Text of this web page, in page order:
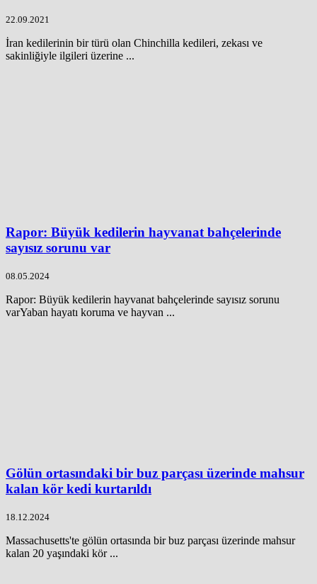
22.09.2021
İran kedilerinin bir türü olan Chinchilla kedileri, zekası ve
sakinliğiyle ilgileri üzerine ...
Rapor: Büyük kedilerin hayvanat bahçelerinde
sayısız sorunu var
08.05.2024
Rapor: Büyük kedilerin hayvanat bahçelerinde sayısız sorunu
varYaban hayatı koruma ve hayvan ...
Gölün ortasındaki bir buz parçası üzerinde mahsur
kalan kör kedi kurtarıldı
18.12.2024
Massachusetts'te gölün ortasında bir buz parçası üzerinde mahsur
kalan 20 yaşındaki kör ...